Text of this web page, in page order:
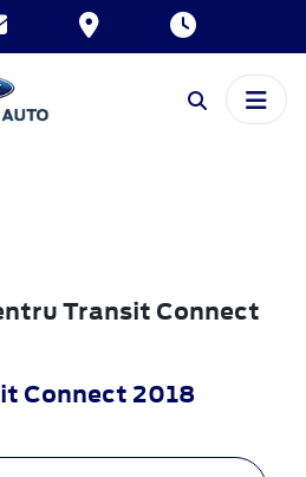
Transit Connect
Connect 2018